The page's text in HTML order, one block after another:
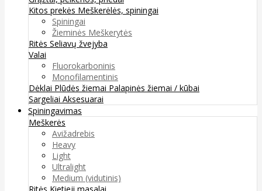
Kitos prekės Meškerėlės, spiningai
Spiningai
Žieminės Meškerytės
Ritės Seliavų žvejyba
Valai
Fluorokarboninis
Monofilamentinis
Dėklai Plūdės žiemai Palapinės žiemai / kūbai
Sargeliai Aksesuarai
Spiningavimas
Meškerės
Avižadrebis
Heavy
Light
Ultralight
Medium (vidutinis)
Ritės Kietieji masalai